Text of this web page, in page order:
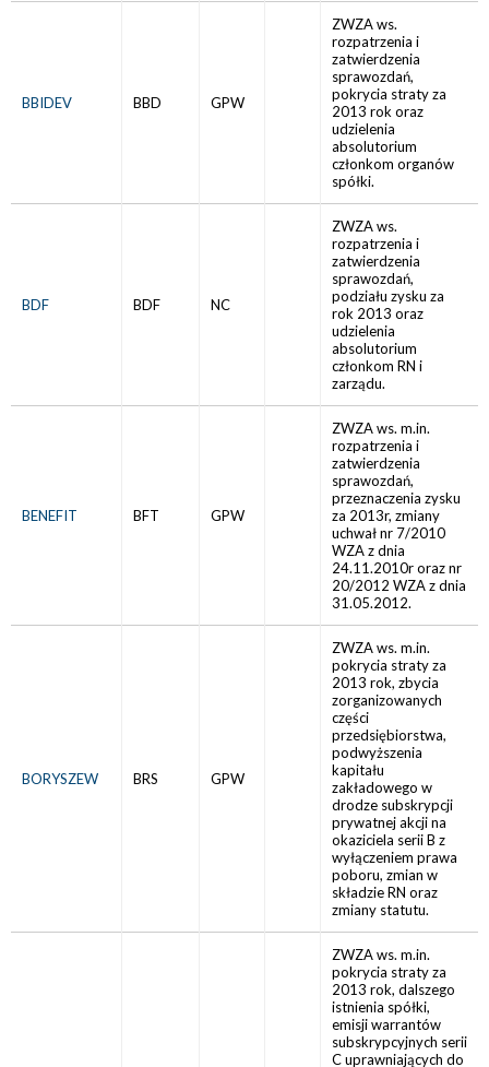
BBIDEV BBD GPW
ZWZA ws.
rozpatrzenia i
zatwierdzenia
sprawozdań,
pokrycia straty za
2013 rok oraz
udzielenia
absolutorium
członkom organów
spółki.
BDF BDF NC
ZWZA ws.
rozpatrzenia i
zatwierdzenia
sprawozdań,
podziału zysku za
rok 2013 oraz
udzielenia
absolutorium
członkom RN i
zarządu.
BENEFIT BFT GPW
ZWZA ws. m.in.
rozpatrzenia i
zatwierdzenia
sprawozdań,
przeznaczenia zysku
za 2013r, zmiany
uchwał nr 7/2010
WZA z dnia
24.11.2010r oraz nr
20/2012 WZA z dnia
31.05.2012.
BORYSZEW BRS GPW
ZWZA ws. m.in.
pokrycia straty za
2013 rok, zbycia
zorganizowanych
części
przedsiębiorstwa,
podwyższenia
kapitału
zakładowego w
drodze subskrypcji
prywatnej akcji na
okaziciela serii B z
wyłączeniem prawa
poboru, zmian w
składzie RN oraz
zmiany statutu.
ZWZA ws. m.in.
pokrycia straty za
2013 rok, dalszego
istnienia spółki,
emisji warrantów
subskrypcyjnych serii
C uprawniających do